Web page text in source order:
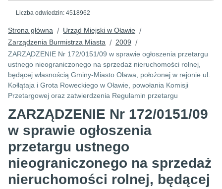
Liczba odwiedzin: 4518962
Strona główna / Urząd Miejski w Oławie /
Zarządzenia Burmistrza Miasta / 2009 /
ZARZĄDZENIE Nr 172/0151/09 w sprawie ogłoszenia przetargu
ustnego nieograniczonego na sprzedaż nieruchomości rolnej,
będącej własnością Gminy-Miasto Oława, położonej w rejonie ul.
Kołłątaja i Grota Roweckiego w Oławie, powołania Komisji
Przetargowej oraz zatwierdzenia Regulamin przetargu
ZARZĄDZENIE Nr 172/0151/09
w sprawie ogłoszenia
przetargu ustnego
nieograniczonego na sprzedaż
nieruchomości rolnej, będącej